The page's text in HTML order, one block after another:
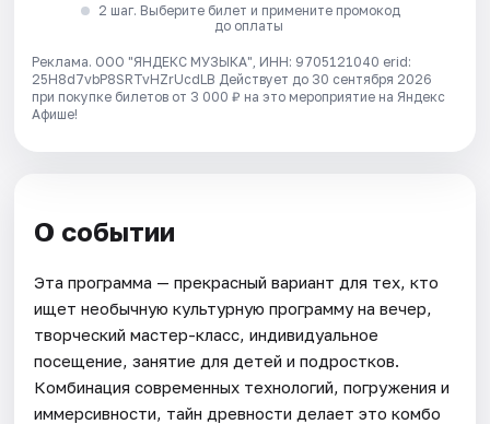
2 шаг. Выберите билет и примените промокод
до оплаты
Реклама. ООО "ЯНДЕКС МУЗЫКА", ИНН: 9705121040 erid:
25H8d7vbP8SRTvHZrUcdLB Действует до 30 сентября 2026
при покупке билетов от 3 000 ₽ на это мероприятие на Яндекс
Афише!
О событии
Эта программа — прекрасный вариант для тех, кто
ищет необычную культурную программу на вечер,
творческий мастер-класс, индивидуальное
посещение, занятие для детей и подростков.
Комбинация современных технологий, погружения и
иммерсивности, тайн древности делает это комбо